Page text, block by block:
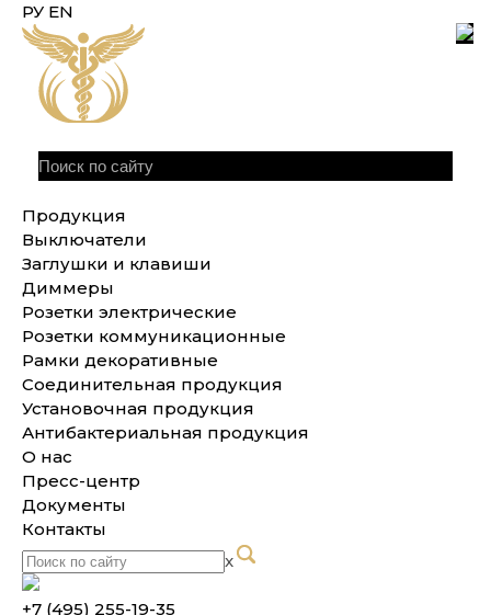
РУ EN
Продукция
Выключатели
Заглушки и клавиши
Диммеры
Розетки электрические
Розетки коммуникационные
Рамки декоративные
Соединительная продукция
Установочная продукция
Антибактериальная продукция
О нас
Пресс-центр
Документы
Контакты
x
+7 (495) 255-19-35